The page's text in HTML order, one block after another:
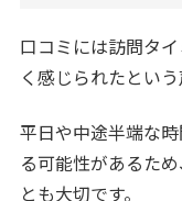
口コミには訪問タ
く感じられたという
平日や中途半端な
る可能性があるた
とも大切です。